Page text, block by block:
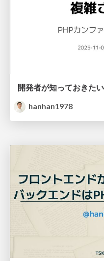
hanhan1978